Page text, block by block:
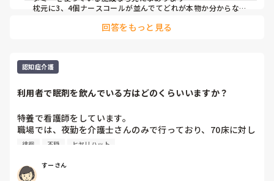
枕元に3、4個ナースコールが並んでてどれが本物か分からない
回答をもっと見る
認知症介護
利用者で眠剤を飲んでいる方はどのくらいいますか？
特養で看護師をしています。
職場では、夜勤を介護士さんのみで行っており、70床に対し
て、3人体制です。介護度が低い方が多く、認知度で夜間不
への眠剤の処方を希望されることが多いのですが、転倒など
のリスクがあるので断ることもあります。私自身病院で夜勤
徘徊 不穏 ヒヤリハット
すーさん